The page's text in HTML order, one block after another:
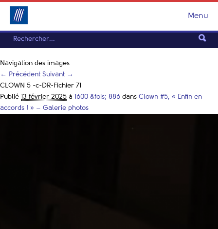
Menu
Navigation des images
← Précédent Suivant →
CLOWN 5 -c-DR-Fichier 71
Publié 13 février 2025 à 1600 &fois; 886 dans Clown #5, « Enfin en
accords ! » – Galerie photos